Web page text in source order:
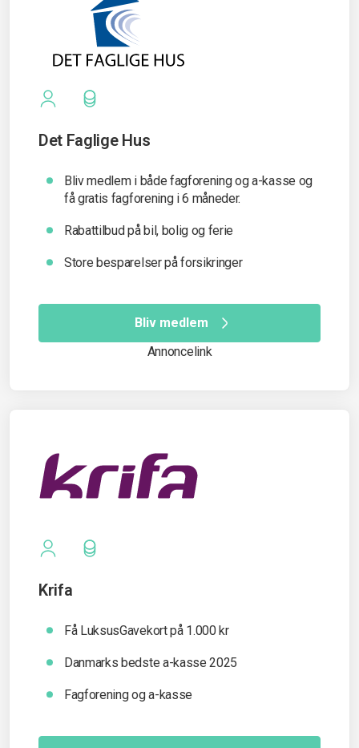
Det Faglige Hus
Bliv medlem i både fagforening og a-kasse og
få gratis fagforening i 6 måneder.
Rabattilbud på bil, bolig og ferie
Store besparelser på forsikringer
Bliv medlem
Annoncelink
Krifa
Få LuksusGavekort på 1.000 kr
Danmarks bedste a-kasse 2025
Fagforening og a-kasse